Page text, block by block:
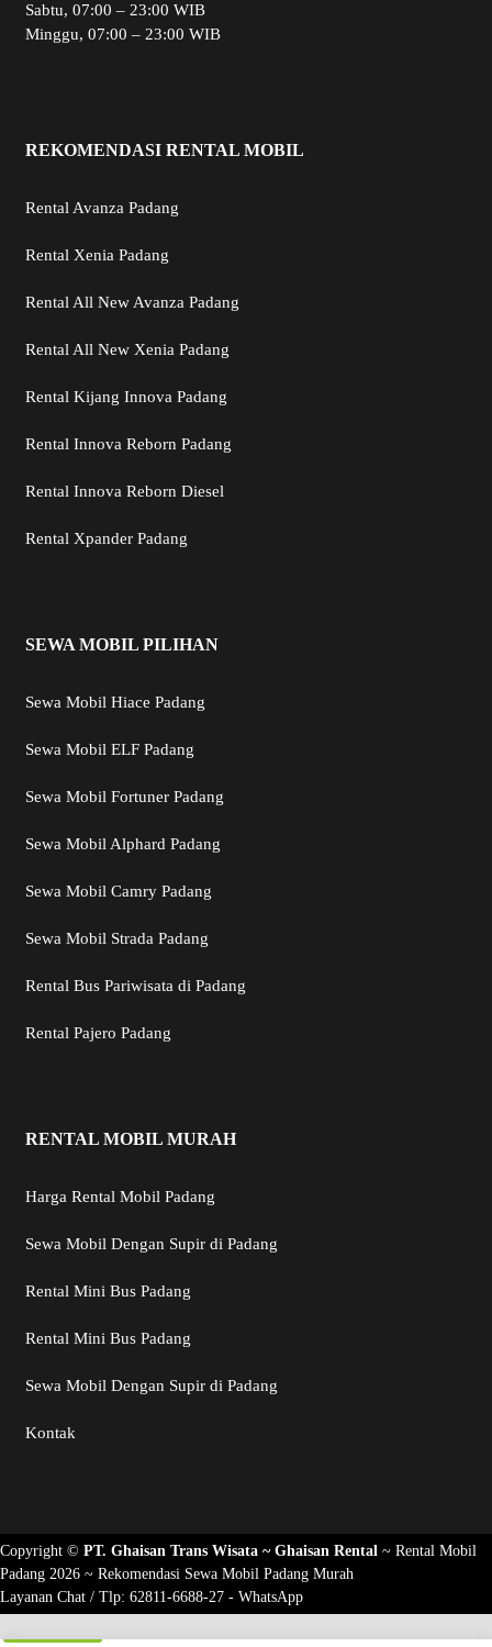
Sabtu, 07:00 – 23:00 WIB
Minggu, 07:00 – 23:00 WIB
REKOMENDASI RENTAL MOBIL
Rental Avanza Padang
Rental Xenia Padang
Rental All New Avanza Padang
Rental All New Xenia Padang
Rental Kijang Innova Padang
Rental Innova Reborn Padang
Rental Innova Reborn Diesel
Rental Xpander Padang
SEWA MOBIL PILIHAN
Sewa Mobil Hiace Padang
Sewa Mobil ELF Padang
Sewa Mobil Fortuner Padang
Sewa Mobil Alphard Padang
Sewa Mobil Camry Padang
Sewa Mobil Strada Padang
Rental Bus Pariwisata di Padang
Rental Pajero Padang
RENTAL MOBIL MURAH
Harga Rental Mobil Padang
Sewa Mobil Dengan Supir di Padang
Rental Mini Bus Padang
Rental Mini Bus Padang
Sewa Mobil Dengan Supir di Padang
Kontak
Copyright © PT. Ghaisan Trans Wisata ~ Ghaisan Rental ~ Rental Mobil
Padang 2026 ~ Rekomendasi Sewa Mobil Padang Murah
Layanan Chat / Tlp: 62811-6688-27 - WhatsApp